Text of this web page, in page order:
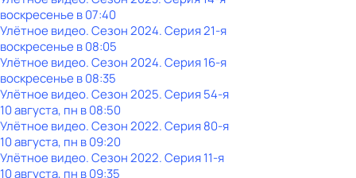
воскресенье в07:40
Улётное видео. Сезон 2024. Серия 21-я
воскресенье в08:05
Улётное видео. Сезон 2024. Серия 16-я
воскресенье в08:35
Улётное видео. Сезон 2025. Серия 54-я
10 августа, пн в 08:50
Улётное видео. Сезон 2022. Серия 80-я
10 августа, пн в 09:20
Улётное видео. Сезон 2022. Серия 11-я
10 августа, пн в 09:35